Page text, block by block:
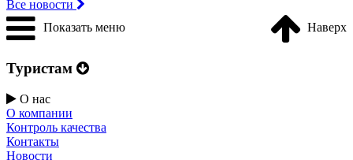
Все новости
Показать меню
Наверх
Туристам
О нас
О компании
Контроль качества
Контакты
Новости